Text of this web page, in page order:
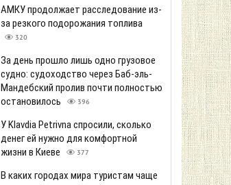
АМКУ продолжает расследование из-
за резкого подорожания топлива
320
За день прошло лишь одно грузовое
судно: судоходство через Баб-эль-
Мандебский пролив почти полностью
остановилось
396
У Klavdia Petrivna спросили, сколько
денег ей нужно для комфортной
жизни в Киеве
377
В каких городах мира туристам чаще